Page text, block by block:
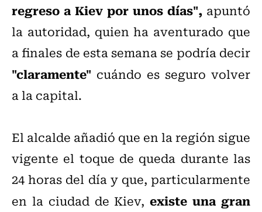
regreso a Kiev por unos días", apuntó
la autoridad, quien ha aventurado que
a finales de esta semana se podría decir
"claramente" cuándo es seguro volver
a la capital.
El alcalde añadió que en la región sigue
vigente el toque de queda durante las
24 horas del día y que, particularmente
en la ciudad de Kiev,existe una gran